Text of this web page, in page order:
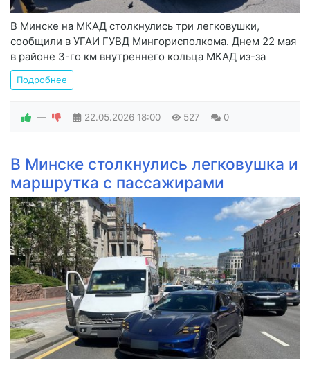
В Минске на МКАД столкнулись три легковушки,
сообщили в УГАИ ГУВД Мингорисполкома. Днем 22 мая
в районе 3-го км внутреннего кольца МКАД из-за
Подробнее
— 22.05.2026 18:00 527 0
В Минске столкнулись легковушка и
маршрутка с пассажирами